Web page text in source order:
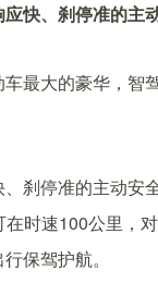
、刹停准的主
最大的豪华，智
刹停准的主动安
时速100公里，
保驾护航。